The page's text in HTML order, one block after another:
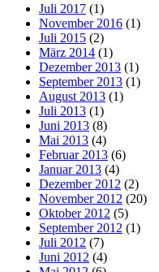
Juli 2017 (1)
November 2016 (1)
Juli 2015 (2)
März 2014 (1)
Dezember 2013 (1)
September 2013 (1)
August 2013 (1)
Juli 2013 (1)
Juni 2013 (8)
Mai 2013 (4)
Februar 2013 (6)
Januar 2013 (4)
Dezember 2012 (2)
November 2012 (20)
Oktober 2012 (5)
September 2012 (1)
Juli 2012 (7)
Juni 2012 (4)